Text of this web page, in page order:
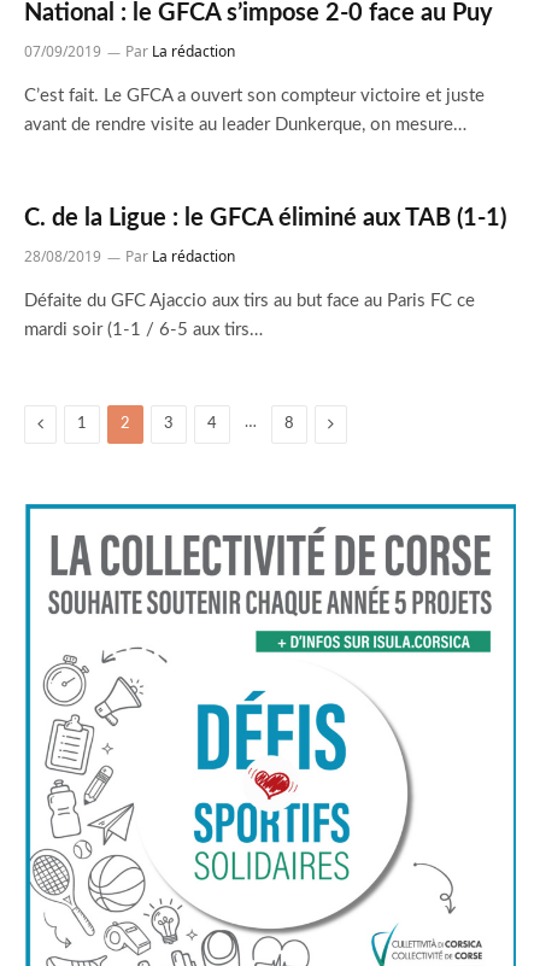
National : le GFCA s’impose 2-0 face au Puy
07/09/2019 Par La rédaction
C’est fait. Le GFCA a ouvert son compteur victoire et juste
avant de rendre visite au leader Dunkerque, on mesure…
C. de la Ligue : le GFCA éliminé aux TAB (1-1)
28/08/2019 Par La rédaction
Défaite du GFC Ajaccio aux tirs au but face au Paris FC ce
mardi soir (1-1 / 6-5 aux tirs…
Previous
1 2 3 4 … 8 Suivant